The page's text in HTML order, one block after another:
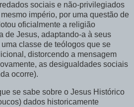
sociais e não-privilegiados
império, por uma questão de
oficialmente a religião
de Jesus, adaptando-a à seus
classe de teólogos que se
distorcendo a mensagem
as desigualdades sociais
ocorre).
se sabe sobre o Jesus Histórico
dados historicamente